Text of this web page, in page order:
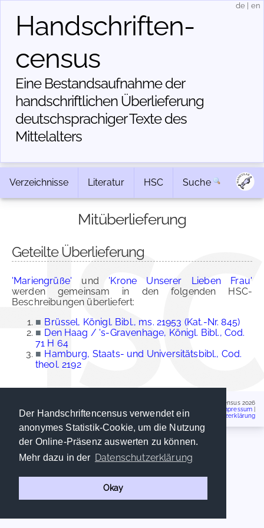
Der Handschriftencensus verwendet ein
anonymes Statistik-Cookie, um die Nutzung
der Online-Präsenz auswerten zu können.
Mehr dazu in der Datenschutzerklärung
Okay
Handschriften­
census
Eine Bestandsaufnahme der
handschriftlichen Über­lieferung
deutschsprachiger Texte des
Mittelalters
de en
Verzeichnisse Literatur HSC Suche
Mitüberlieferung
Geteilte Überlieferung
'Mariengrüße' und 'Krone Unserer Lieben Frau'
werden gemeinsam in den folgenden HSC-
Beschreibungen überliefert:
■ Brüssel, Königl. Bibl., ms. 21953 (Kat.-Nr. 845)
■ Den Haag / 's-Gravenhage, Königl. Bibl., Cod.
71 H 64
■ Hamburg, Staats- und Universitätsbibl., Cod.
theol. 2192
Handschriftencensus 2026
Impressum
Datenschutzerklärung